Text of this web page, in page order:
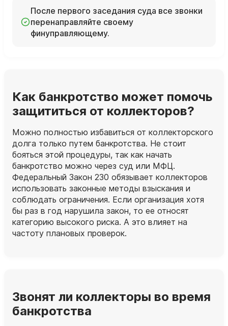
После первого заседания суда все звонки
перенаправляйте своему
финуправляющему.
Как банкротство может помочь
защититься от коллекторов?
Можно полностью избавиться от коллекторского
долга только путем банкротства. Не стоит
бояться этой процедуры, так как начать
банкротство можно через суд или МФЦ.
Федеральный Закон 230 обязывает коллекторов
использовать законные методы взыскания и
соблюдать ограничения. Если организация хотя
бы раз в год нарушила закон, то ее относят
категорию высокого риска. А это влияет на
частоту плановых проверок.
Звонят ли коллекторы во время
банкротства